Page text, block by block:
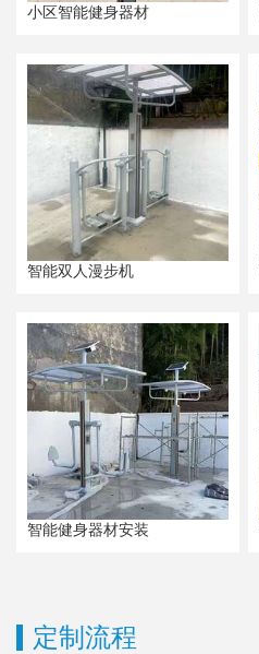
小区智能健身器材
智能双人漫步机
智能健身器材安装
定制流程